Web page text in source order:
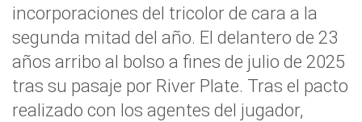
incorporaciones del tricolor de cara a la
segunda mitad del año. El delantero de 23
años arribo al bolso a fines de julio de 2025
tras su pasaje por River Plate. Tras el pacto
realizado con los agentes del jugador,